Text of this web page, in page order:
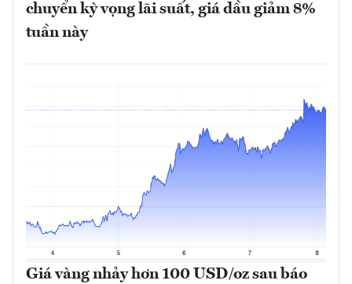
chuyển kỳ vọng lãi suất, giá dầu giảm 8%
tuần này
Giá vàng nhảy hơn 100 USD/oz sau báo